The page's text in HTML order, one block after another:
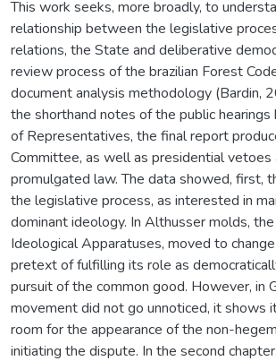
This work seeks, more broadly, to
relationship between the legislative
relations, the State and deliberative
review process of the brazilian Forest
document analysis methodology (Bardin,
the shorthand notes of the public
of Representatives, the final report
Committee, as well as presidential vetoes
promulgated law. The data showed, first,
the legislative process, as interested in
dominant ideology. In Althusser molds,
Ideological Apparatuses, moved to
pretext of fulfilling its role as
pursuit of the common good. However, in
movement did not go unnoticed, it shows
room for the appearance of the non-
initiating the dispute. In the second